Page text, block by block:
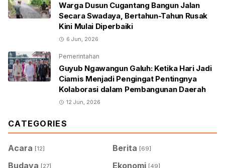
Warga Dusun Cugantang Bangun Jalan
Secara Swadaya, Bertahun-Tahun Rusak
Kini Mulai Diperbaiki
6 Jun, 2026
Pemerintahan
Guyub Ngawangun Galuh: Ketika Hari Jadi
Ciamis Menjadi Pengingat Pentingnya
Kolaborasi dalam Pembangunan Daerah
12 Jun, 2026
CATEGORIES
Acara [12] Berita [69]
Budaya [27] Ekonomi [49]